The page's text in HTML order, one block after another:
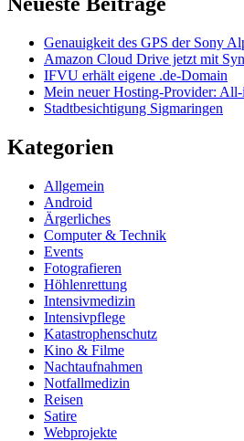
Genauigkeit des GPS der Sony
Amazon Cloud Drive jetzt mit
IFVU erhält eigene .de-Domain
Mein neuer Hosting-Provider:
Stadtbesichtigung Sigmaringen
Kategorien
Allgemein
Android
Ärgerliches
Computer & Technik
Events
Fotografieren
Höhlenrettung
Intensivmedizin
Intensivpflege
Katastrophenschutz
Kino & Filme
Nachtaufnahmen
Notfallmedizin
Reisen
Satire
Webprojekte